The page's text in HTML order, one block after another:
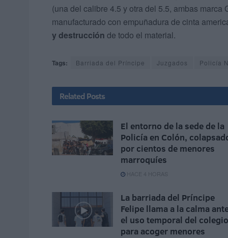
(una del calibre 4.5 y otra del 5.5, ambas marca
manufacturado con empuñadura de cinta
y destrucción de todo el material.
Tags: Barriada del Príncipe Juzgados Policía
Related Posts
El entorno de la sede de la
Policía en Colón,
por cientos de menores
marroquíes
HACE 4 HORAS
La barriada del Príncipe
Felipe llama a la calma
el uso temporal del colegio
para acoger menores